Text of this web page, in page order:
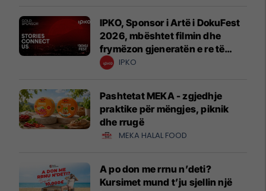
IPKO, Sponsor i Artë i DokuFest
2026, mbështet filmin dhe
frymëzon gjeneratën e re të
krijuesve
IPKO
Pashtetat MEKA - zgjedhje
praktike për mëngjes, piknik
dhe rrugë
MEKA HALAL FOOD
A po don me rrnu n’deti?
Kursimet mund t’ju sjellin një